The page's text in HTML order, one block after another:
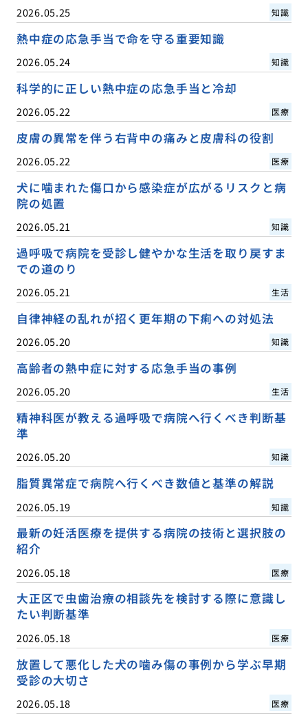
2026.05.25 知識
熱中症の応急手当で命を守る重要知識
2026.05.24 知識
科学的に正しい熱中症の応急手当と冷却
2026.05.22 医療
皮膚の異常を伴う右背中の痛みと皮膚科の役割
2026.05.22 医療
犬に噛まれた傷口から感染症が広がるリスクと病
院の処置
2026.05.21 知識
過呼吸で病院を受診し健やかな生活を取り戻すま
での道のり
2026.05.21 生活
自律神経の乱れが招く更年期の下痢への対処法
2026.05.20 知識
高齢者の熱中症に対する応急手当の事例
2026.05.20 生活
精神科医が教える過呼吸で病院へ行くべき判断基
準
2026.05.20 知識
脂質異常症で病院へ行くべき数値と基準の解説
2026.05.19 知識
最新の妊活医療を提供する病院の技術と選択肢の
紹介
2026.05.18 医療
大正区で虫歯治療の相談先を検討する際に意識し
たい判断基準
2026.05.18 医療
放置して悪化した犬の噛み傷の事例から学ぶ早期
受診の大切さ
2026.05.18 医療